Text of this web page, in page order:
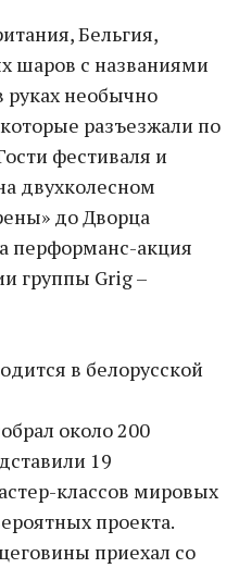
Бельгия,
шаров с названиями
руках необычно
разъезжали по
фестиваля и
двухколесном
до Дворца
перформанс-акция
группы Grig –
в белорусской
около 200
19
классов мировых
проекта.
приехал со